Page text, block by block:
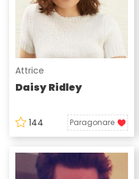
Attrice
Daisy Ridley
144 Paragonare